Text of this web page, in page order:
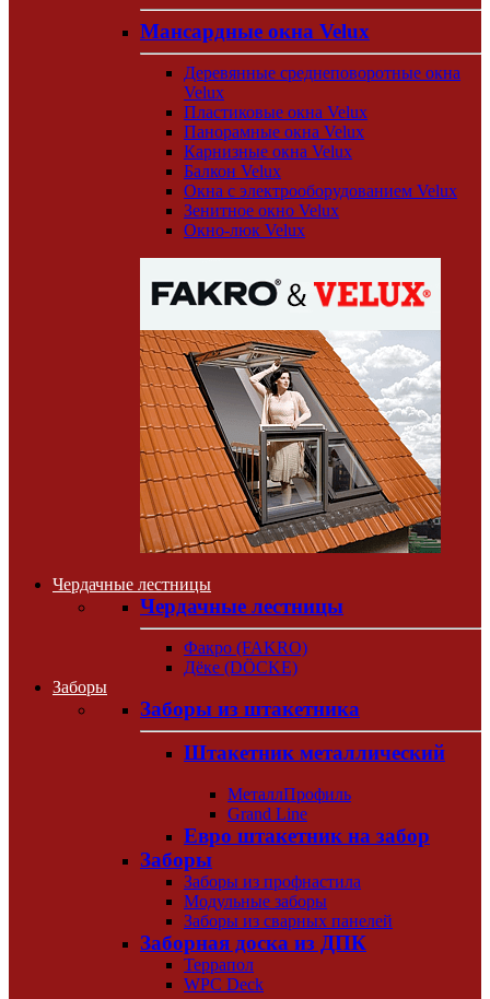
Мансардные окна Velux
Деревянные среднеповоротные окна
Velux
Пластиковые окна Velux
Панорамные окна Velux
Карнизные окна Velux
Балкон Velux
Окна с электрооборудованием Velux
Зенитное окно Velux
Окно-люк Velux
Чердачные лестницы
Чердачные лестницы
Факро (FAKRO)
Дёке (DÖCKE)
Заборы
Заборы из штакетника
Штакетник металлический
МеталлПрофиль
Grand Line
Евро штакетник на забор
Заборы
Заборы из профнастила
Модульные заборы
Заборы из сварных панелей
Заборная доска из ДПК
Террапол
WPC Deck